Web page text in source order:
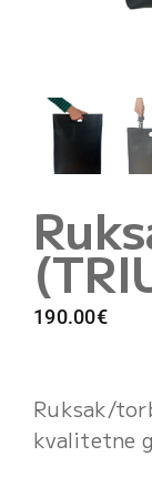
190.00€
Ruksak/
kvalitetne